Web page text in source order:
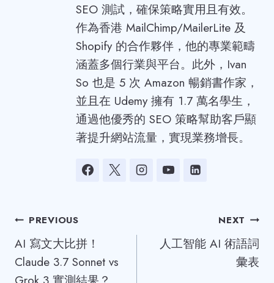
SEO 測試，確保策略實用且有效。
作為香港 MailChimp/MailerLite 及
Shopify 的合作夥伴，他的專業範疇
涵蓋多個行業與平台。此外，Ivan
So 也是 5 次 Amazon 暢銷書作家，
並且在 Udemy 擁有 1.7 萬名學生，
通過他優秀的 SEO 策略幫助客戶顯
著提升網站流量，實現業務增長。
Post
navigation
PREVIOUS
AI 寫文大比拼！
Claude 3.7 Sonnet vs
NEXT
人工智能 AI 術語詞
彙表